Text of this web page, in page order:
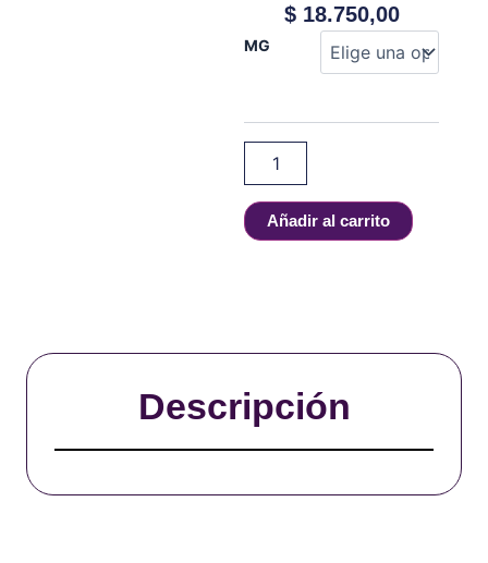
$18.750,00
MG
Akuario
-
100
Añadir al carrito
Descripción